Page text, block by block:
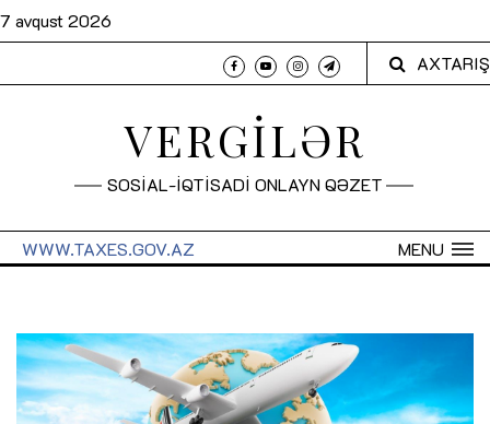
7 avqust 2026
AXTARIŞ
VERGİLƏR
SOSİAL-İQTİSADİ ONLAYN QƏZET
MENU
WWW.TAXES.GOV.AZ